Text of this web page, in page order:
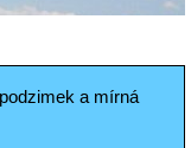
a mírná